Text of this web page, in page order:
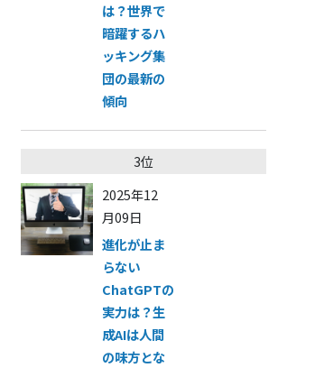
は？世界で
暗躍するハ
ッキング集
団の最新の
傾向
3位
2025年12
月09日
進化が止ま
らない
ChatGPTの
実力は？生
成AIは人間
の味方とな